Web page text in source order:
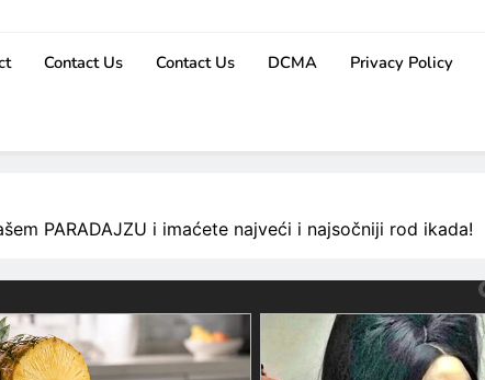
Contact Us Contact Us DCMA Privacy Policy
PARADAJZU i imaćete najveći i najsočniji rod ikada!